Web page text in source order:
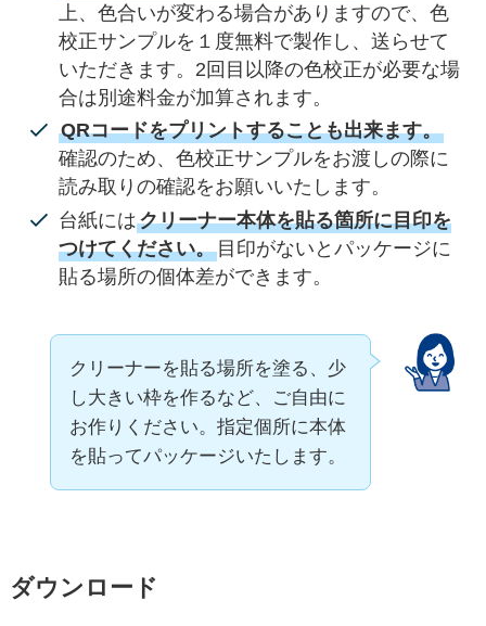
上、色合いが変わる場合がありますので、色
校正サンプルを１度無料で製作し、送らせて
いただきます。2回目以降の色校正が必要な場
合は別途料金が加算されます。
QRコードをプリントすることも出来ます。
確認のため、色校正サンプルをお渡しの際に
読み取りの確認をお願いいたします。
台紙にはクリーナー本体を貼る箇所に目印を
つけてください。目印がないとパッケージに
貼る場所の個体差ができます。
クリーナーを貼る場所を塗る、少
し大きい枠を作るなど、ご自由に
お作りください。指定個所に本体
を貼ってパッケージいたします。
ダウンロード